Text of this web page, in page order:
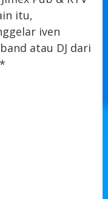
itu,
iven
atau DJ dari